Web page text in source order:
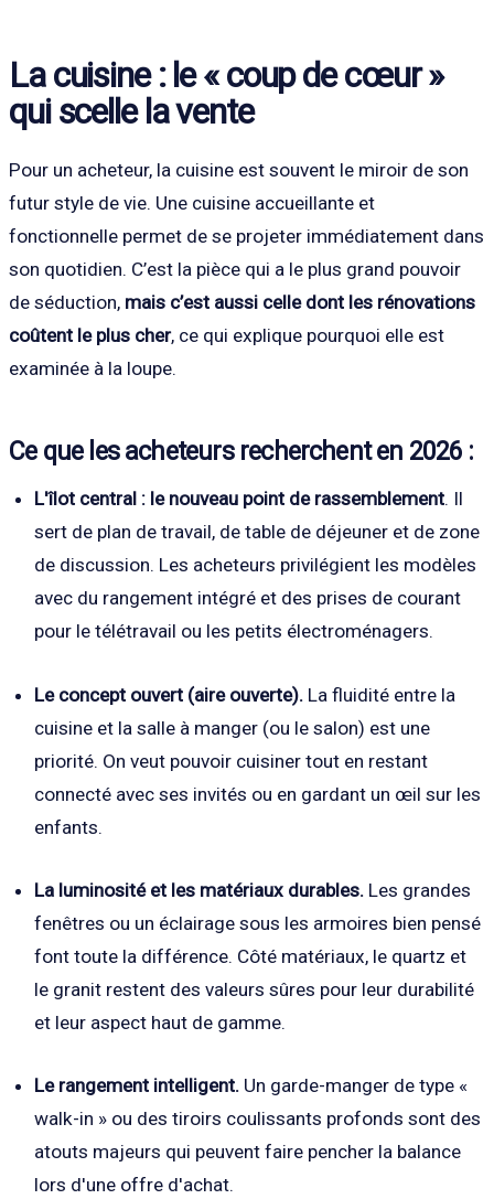
La cuisine : le « coup de cœur »
qui scelle la vente
Pour un acheteur, la cuisine est souvent le miroir de son
futur style de vie. Une cuisine accueillante et
fonctionnelle permet de se projeter immédiatement dans
son quotidien. C’est la pièce qui a le plus grand pouvoir
de séduction, mais c’est aussi celle dont les rénovations
coûtent le plus cher, ce qui explique pourquoi elle est
examinée à la loupe.
Ce que les acheteurs recherchent en 2026 :
L'îlot central : le nouveau point de rassemblement. Il
sert de plan de travail, de table de déjeuner et de zone
de discussion. Les acheteurs privilégient les modèles
avec du rangement intégré et des prises de courant
pour le télétravail ou les petits électroménagers.
Le concept ouvert (aire ouverte). La fluidité entre la
cuisine et la salle à manger (ou le salon) est une
priorité. On veut pouvoir cuisiner tout en restant
connecté avec ses invités ou en gardant un œil sur les
enfants.
La luminosité et les matériaux durables. Les grandes
fenêtres ou un éclairage sous les armoires bien pensé
font toute la différence. Côté matériaux, le quartz et
le granit restent des valeurs sûres pour leur durabilité
et leur aspect haut de gamme.
Le rangement intelligent. Un garde-manger de type «
walk-in » ou des tiroirs coulissants profonds sont des
atouts majeurs qui peuvent faire pencher la balance
lors d'une offre d'achat.